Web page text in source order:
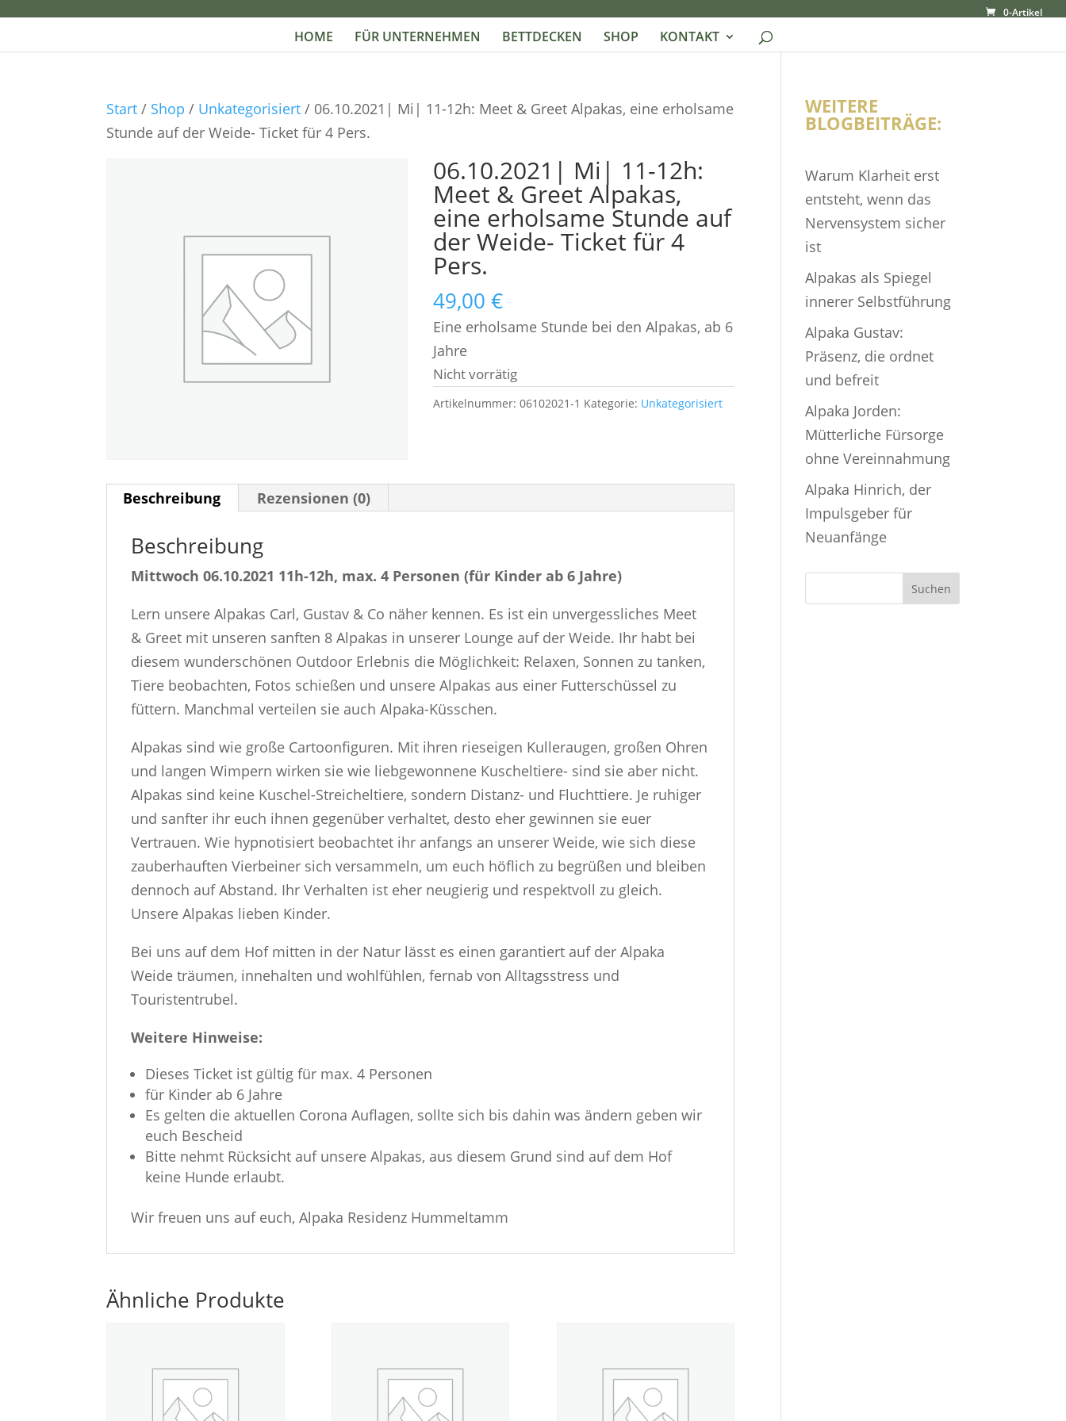
0-Artikel
HOME FÜR UNTERNEHMEN BETTDECKEN SHOP KONTAKT
Start / Shop / Unkategorisiert / 06.10.2021| Mi| 11-12h: Meet & Greet Alpakas, eine erholsame
Stunde auf der Weide- Ticket für 4 Pers.
06.10.2021| Mi| 11-12h:
Meet & Greet Alpakas,
eine erholsame Stunde auf
der Weide- Ticket für 4
Pers.
49,00€
Eine erholsame Stunde bei den Alpakas, ab 6
Jahre
Nicht vorrätig
Artikelnummer:06102021-1 Kategorie: Unkategorisiert
Beschreibung Rezensionen (0)
Beschreibung
Mittwoch 06.10.2021 11h-12h, max. 4 Personen (für Kinder ab 6 Jahre)
Lern unsere Alpakas Carl, Gustav & Co näher kennen. Es ist ein unvergessliches Meet
& Greet mit unseren sanften 8 Alpakas in unserer Lounge auf der Weide. Ihr habt bei
diesem wunderschönen Outdoor Erlebnis die Möglichkeit: Relaxen, Sonnen zu tanken,
Tiere beobachten, Fotos schießen und unsere Alpakas aus einer Futterschüssel zu
füttern. Manchmal verteilen sie auch Alpaka-Küsschen.
Alpakas sind wie große Cartoonfiguren. Mit ihren rieseigen Kulleraugen, großen Ohren
und langen Wimpern wirken sie wie liebgewonnene Kuscheltiere- sind sie aber nicht.
Alpakas sind keine Kuschel-Streicheltiere, sondern Distanz- und Fluchttiere. Je ruhiger
und sanfter ihr euch ihnen gegenüber verhaltet, desto eher gewinnen sie euer
Vertrauen. Wie hypnotisiert beobachtet ihr anfangs an unserer Weide, wie sich diese
zauberhauften Vierbeiner sich versammeln, um euch höflich zu begrüßen und bleiben
dennoch auf Abstand. Ihr Verhalten ist eher neugierig und respektvoll zu gleich.
Unsere Alpakas lieben Kinder.
Bei uns auf dem Hof mitten in der Natur lässt es einen garantiert auf der Alpaka
Weide träumen, innehalten und wohlfühlen, fernab von Alltagsstress und
Touristentrubel.
Weitere Hinweise:
Dieses Ticket ist gültig für max. 4 Personen
für Kinder ab 6 Jahre
Es gelten die aktuellen Corona Auflagen, sollte sich bis dahin was ändern geben wir
euch Bescheid
Bitte nehmt Rücksicht auf unsere Alpakas, aus diesem Grund sind auf dem Hof
keine Hunde erlaubt.
Wir freuen uns auf euch, Alpaka Residenz Hummeltamm
Ähnliche Produkte
WEITERE
BLOGBEITRÄGE:
Warum Klarheit erst
entsteht, wenn das
Nervensystem sicher
ist
Alpakas als Spiegel
innerer Selbstführung
Alpaka Gustav:
Präsenz, die ordnet
und befreit
Alpaka Jorden:
Mütterliche Fürsorge
ohne Vereinnahmung
Alpaka Hinrich, der
Impulsgeber für
Neuanfänge
Suchen